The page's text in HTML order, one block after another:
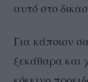
αυτό στο
Για κάποιον
ξεκάθαρα και